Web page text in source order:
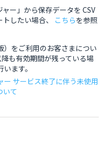
ャー」から保存データを CSV
したい場合、
こちらを参照
）をご利用のお客さまについ
も有効期間が残っている場
ます。
ー サービス終了に伴う未使用
いて